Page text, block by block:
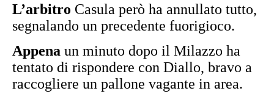
L’arbitro Casula però ha annullato tutto,
segnalando un precedente fuorigioco.
Appena un minuto dopo il Milazzo ha
tentato di rispondere con Diallo, bravo a
raccogliere un pallone vagante in area.